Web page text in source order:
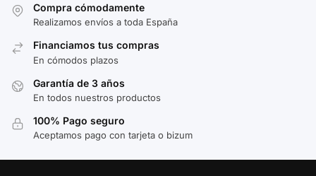
Compra cómodamente
Realizamos envíos a toda España
Financiamos tus compras
En cómodos plazos
Garantía de 3 años
En todos nuestros productos
100% Pago seguro
Aceptamos pago con tarjeta o bizum